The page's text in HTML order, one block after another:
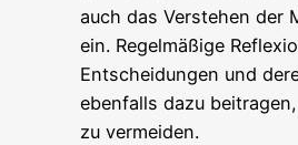
auch das Ver­ste­hen der
ein. Regel­mä­ßi­ge
Ent­schei­dun­gen und
eben­falls dazu
zu vermeiden.